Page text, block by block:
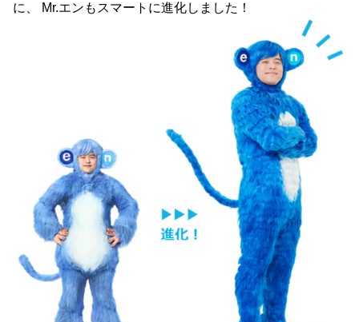
に、 Mr.エンもスマートに進化しました！